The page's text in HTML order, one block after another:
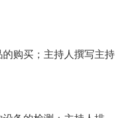
购买；主持人撰写主持